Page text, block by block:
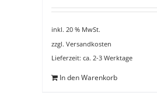
inkl. 20 % MwSt.
zzgl. Versandkosten
Lieferzeit: ca. 2-3 Werktage
In den Warenkorb